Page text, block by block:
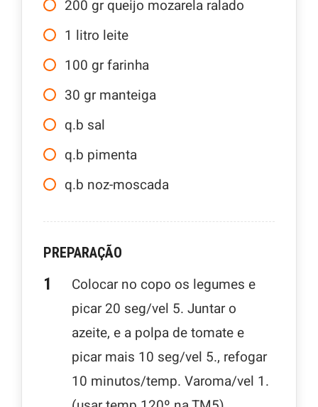
200 gr queijo mozarela ralado
1 litro leite
100 grfarinha
30 gr manteiga
q.b sal
q.b pimenta
q.b noz-moscada
PREPARAÇÃO
Colocar no copo os legumes e
picar 20 seg/vel 5. Juntar o
azeite, e a polpa de tomate e
picar mais 10 seg/vel 5., refogar
10 minutos/temp. Varoma/vel 1.